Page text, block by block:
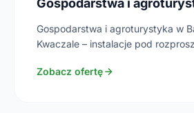
Gospodarstwa i
Gospodarstwa i agroturystyka w
Kwaczale – instalacje pod
Zobacz ofertę